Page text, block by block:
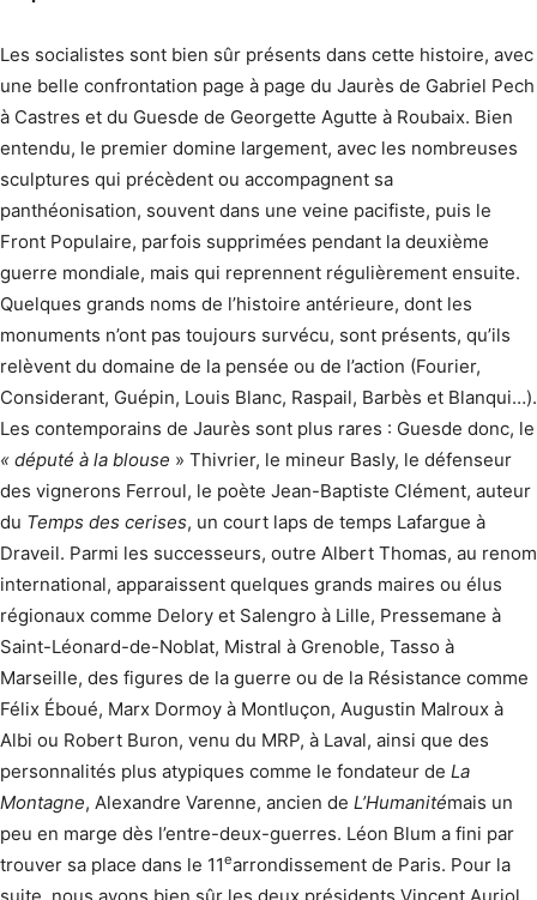
Les socialistes sont bien sûr présents dans cette histoire, avec
une belle confrontation page à page du Jaurès de Gabriel Pech
à Castres et du Guesde de Georgette Agutte à Roubaix. Bien
entendu, le premier domine largement, avec les nombreuses
sculptures qui précèdent ou accompagnent sa
panthéonisation, souvent dans une veine pacifiste, puis le
Front Populaire, parfois supprimées pendant la deuxième
guerre mondiale, mais qui reprennent régulièrement ensuite.
Quelques grands noms de l’histoire antérieure, dont les
monuments n’ont pas toujours survécu, sont présents, qu’ils
relèvent du domaine de la pensée ou de l’action (Fourier,
Considerant, Guépin, Louis Blanc, Raspail, Barbès et Blanqui…).
Les contemporains de Jaurès sont plus rares : Guesde donc, le
« député à la blouse » Thivrier, le mineur Basly, le défenseur
des vignerons Ferroul, le poète Jean-Baptiste Clément, auteur
du Temps des cerises, un court laps de temps Lafargue à
Draveil. Parmi les successeurs, outre Albert Thomas, au renom
international, apparaissent quelques grands maires ou élus
régionaux comme Delory et Salengro à Lille, Pressemane à
Saint-Léonard-de-Noblat, Mistral à Grenoble, Tasso à
Marseille, des figures de la guerre ou de la Résistance comme
Félix Éboué, Marx Dormoy à Montluçon, Augustin Malroux à
Albi ou Robert Buron, venu du MRP, à Laval, ainsi que des
personnalités plus atypiques comme le fondateur de La
Montagne, Alexandre Varenne, ancien de L’Humanitémais un
peu en marge dès l’entre-deux-guerres. Léon Blum a fini par
trouver sa place dans le 11earrondissement de Paris. Pour la